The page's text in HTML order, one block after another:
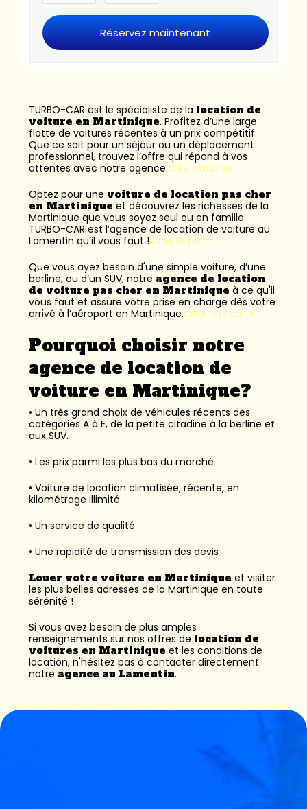
TURBO-CAR est le spécialiste de la location de
voiture en Martinique. Profitez d’une large
flotte de voitures récentes à un prix compétitif.
Que ce soit pour un séjour ou un déplacement
professionnel, trouvez l’offre qui répond à vos
attentes avec notre agence.fake watches
Optez pour une voiture de location pas cher
en Martinique et découvrez les richesses de la
Martinique que vous soyez seul ou en famille.
TURBO-CAR est l’agence de location de voiture au
Lamentin qu’il vous faut !Rolex Replica
Que vous ayez besoin d'une simple voiture, d’une
berline, ou d’un SUV, notre agence de location
de voiture pas cher en Martinique à ce qu'il
vous faut et assure votre prise en charge dès votre
arrivé à l’aéroport en Martinique.rolex replica uk
Pourquoi choisir notre
agence de location de
voiture en Martinique?
• Un très grand choix de véhicules récents des
catégories A à E, de la petite citadine à la berline et
aux SUV.
• Les prix parmi les plus bas du marché
• Voiture de location climatisée, récente, en
kilométrage illimité.
• Un service de qualité
• Une rapidité de transmission des devis
Louer votre voiture en Martinique et visiter
les plus belles adresses de la Martinique en toute
sérénité !
Si vous avez besoin de plus amples
renseignements sur nos offres de location de
voitures en Martinique et les conditions de
location, n'hésitez pas à contacter directement
notre agence au Lamentin.